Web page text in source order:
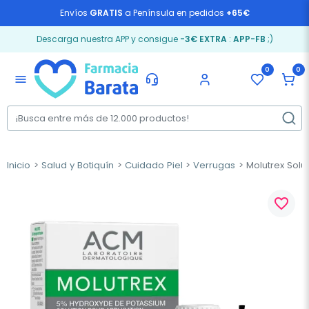
Envíos GRATIS a Península en pedidos +65€
Descarga nuestra APP y consigue -3€ EXTRA: APP-FB ;)
menu
0 0
Inicio Salud y Botiquín Cuidado Piel Verrugas Molutrex
favorite_border